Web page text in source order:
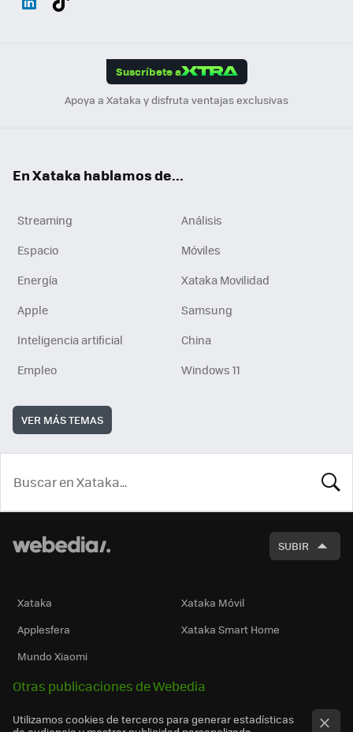
Suscríbete a
Apoya a Xataka y disfruta ventajas exclusivas
En Xataka hablamos de...
Streaming
Análisis
Espacio
Móviles
Energía
Xataka Movilidad
Apple
Samsung
Inteligencia artificial
China
Empleo
Windows 11
VER MÁS TEMAS
SUBIR
Xataka
Xataka Móvil
Applesfera
Xataka Smart Home
Mundo Xiaomi
Otras publicaciones de Webedia
Utilizamos cookies de terceros para generar estadísticas